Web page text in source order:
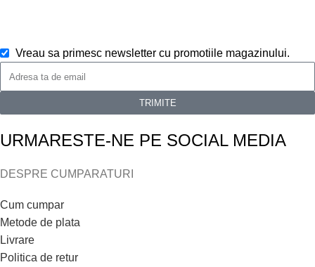
Vreau sa primesc newsletter cu promotiile magazinului.
TRIMITE
URMARESTE-NE PE SOCIAL MEDIA
DESPRE CUMPARATURI
Cum cumpar
Metode de plata
Livrare
Politica de retur